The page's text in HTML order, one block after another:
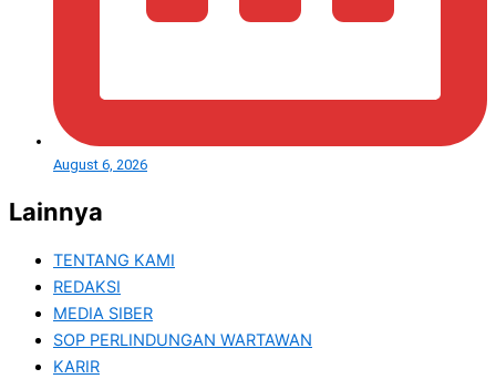
August 6, 2026
Lainnya
TENTANG KAMI
REDAKSI
MEDIA SIBER
SOP PERLINDUNGAN WARTAWAN
KARIR